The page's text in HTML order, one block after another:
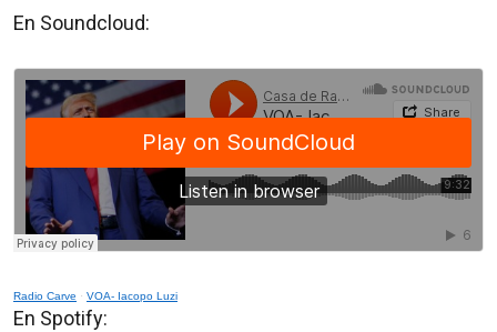
En Soundcloud:
Radio Carve · VOA- Iacopo Luzi
En Spotify: